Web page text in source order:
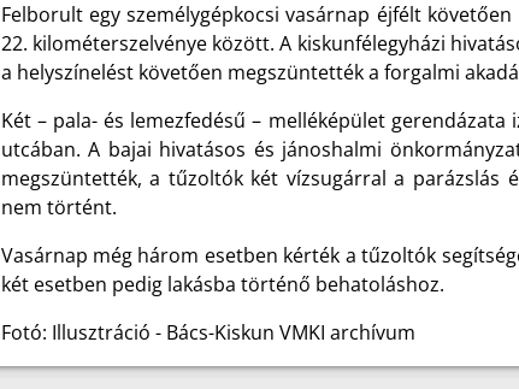
Felborult egy személygépkocsi vasárnap éjfélt
22. kilométerszelvénye között. A kiskunfélegyházi
a helyszínelést követően megszüntették a forgalmi
Két – pala- és lemezfedésű – melléképület
utcában. A bajai hivatásos és jánoshalmi
megszüntették, a tűzoltók két vízsugárral a parázslás
nem történt.
Vasárnap még három esetben kérték a tűzoltók
két esetben pedig lakásba történő behatoláshoz.
Fotó: Illusztráció - Bács-Kiskun VMKI archívum